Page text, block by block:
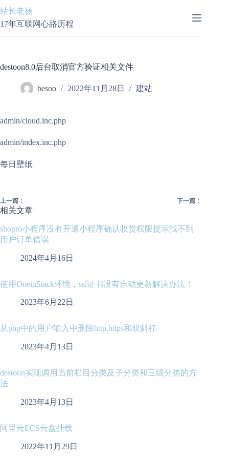
至
内
容
站长老杨
17年互联网心路历程
destoon8.0后台取消官方验证相关文件
besoo 2022年11月28日 建站
admin/cloud.inc.php
admin/index.inc.php
每日壁纸
上一篇： 下一篇：
相关文章
shopro小程序没有开通小程序确认收货权限提示找不到
用户订单错误
2024年4月16日
使用OneinStack环境，ssl证书没有自动更新解决办法！
2023年6月22日
从php中的用户输入中删除http,https和双斜杠
2023年4月13日
destoon实现调用当前栏目分类及子分类和三级分类的方
法
2023年4月13日
阿里云ECS云盘挂载
2022年11月29日